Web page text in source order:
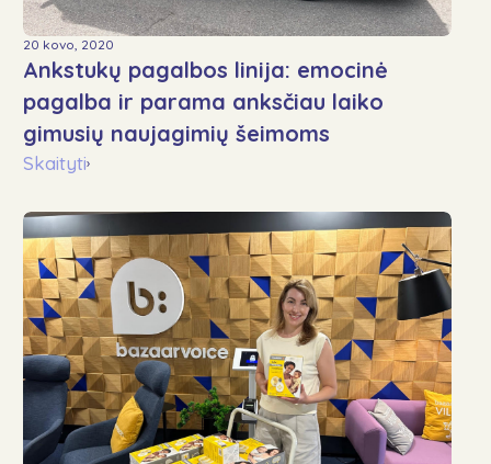
20 kovo, 2020
Ankstukų pagalbos linija: emocinė
pagalba ir parama anksčiau laiko
gimusių naujagimių šeimoms
Skaityti›